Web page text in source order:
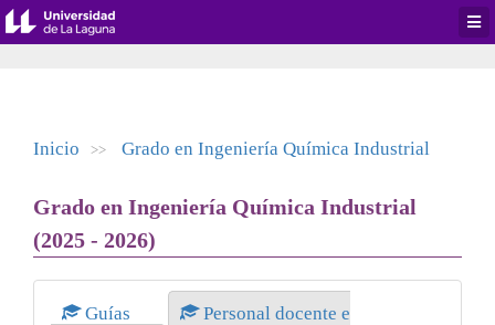
Inicio >> Grado en Ingeniería Química Industrial
Grado en Ingeniería Química Industrial
(2025 - 2026)
Guías
Personal docente e